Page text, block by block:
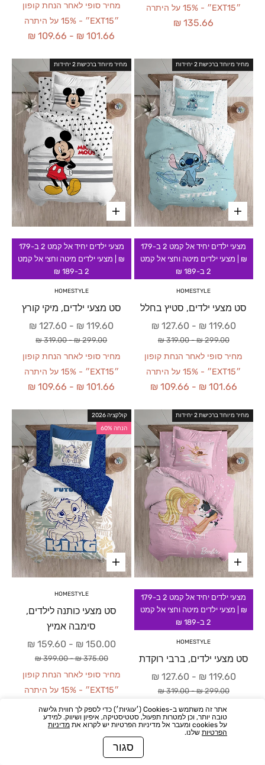
אתר זה משתמש ב-Cookies (׳עוגיות׳) כדי לספק לך חווית גלישה
טובה יותר, וכן למטרות תפעול, סטטיסטיקה, איפיון ושיווק. למידע
על cookies ומעבר אל מדיניות הפרטיות יש לקרוא את
מדיניות
הפרטיות שלנו.
סגור
״EXT15״ - 15% על היתרה
135.66 ₪
מחיר סופי לאחר הנחת קופון
״EXT15״ - 15% על היתרה
101.66 ₪
-
109.66 ₪
מחיר מיוחד ברכישת 2 יחידות
מצעי ילדים יחיד אל קמט 2 ב-179
₪ | מצעי ילדים מיטה וחצי אל קמט
2 ב-189 ₪
HOMESTYLE
סט מצעי ילדים, סטיץ בחלל
מחיר מבצע
119.60 ₪
-
127.60 ₪
מחיר רגיל
299.00 ₪
-
319.00 ₪
מחיר סופי לאחר הנחת קופון
״EXT15״ - 15% על היתרה
101.66 ₪
-
109.66 ₪
מחיר מיוחד ברכישת 2 יחידות
מצעי ילדים יחיד אל קמט 2 ב-179
₪ | מצעי ילדים מיטה וחצי אל קמט
2 ב-189 ₪
HOMESTYLE
סט מצעי ילדים, מיקי קורץ
מחיר מבצע
119.60 ₪
-
127.60 ₪
מחיר רגיל
299.00 ₪
-
319.00 ₪
מחיר סופי לאחר הנחת קופון
״EXT15״ - 15% על היתרה
101.66 ₪
-
109.66 ₪
מחיר מיוחד ברכישת 2 יחידות
מצעי ילדים יחיד אל קמט 2 ב-179
₪ | מצעי ילדים מיטה וחצי אל קמט
2 ב-189 ₪
HOMESTYLE
סט מצעי ילדים, ברבי רוקדת
מחיר מבצע
119.60 ₪
-
127.60 ₪
מחיר רגיל
299.00 ₪
-
319.00 ₪
מחיר סופי לאחר הנחת קופון
101.66 ₪
-
109.66 ₪
קולקציה 2026
הנחה 60%
HOMESTYLE
סט מצעי כותנה לילדים,
סימבה אמיץ
מחיר מבצע
150.00 ₪
-
159.60 ₪
מחיר רגיל
375.00 ₪
-
399.00 ₪
מחיר סופי לאחר הנחת קופון
״EXT15״ - 15% על היתרה
127.50 ₪
-
137.10 ₪